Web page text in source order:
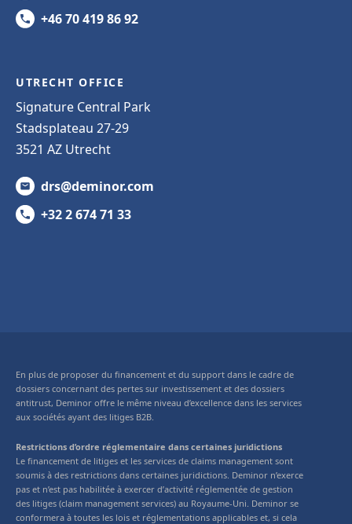
+46 70 419 86 92
UTRECHT OFFICE
Signature Central Park
Stadsplateau 27-29
3521 AZ Utrecht
drs@deminor.com
+32 2 674 71 33
En plus de proposer du financement et du support dans le cadre de
dossiers concernant des pertes sur investissement et des dossiers
antitrust, Deminor offre le même niveau d’excellence dans les services
aux sociétés ayant des litiges B2B.
Restrictions d’ordre réglementaire dans certaines juridictions
Le financement de litiges et les services de claims management sont
soumis à des restrictions dans certaines juridictions. Deminor n’exerce
pas et n’est pas habilitée à exercer d’activité réglementée de gestion
des litiges (claim management services) au Royaume-Uni. Deminor se
conformera à toutes les lois et réglementations applicables et, si cela